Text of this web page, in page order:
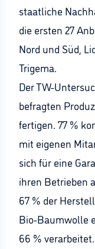
staatliche
die ersten 27
Nord und Süd,
Trigema.
Der TW-
befragten
fertigen. 77 %
mit eigenen
sich für eine
ihren Betrieben
67 % der
Bio-Baumwolle
66 %